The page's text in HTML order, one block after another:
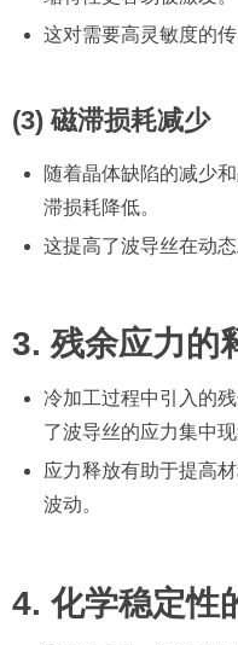
这对需要高灵敏度的
(3) 磁滞损耗减少
随着晶体缺陷的减少
滞损耗降低。
这提高了波导丝在动
3. 残余应力的
冷加工过程中引入的
了波导丝的应力集中现
应力释放有助于提高
波动。
4. 化学稳定性